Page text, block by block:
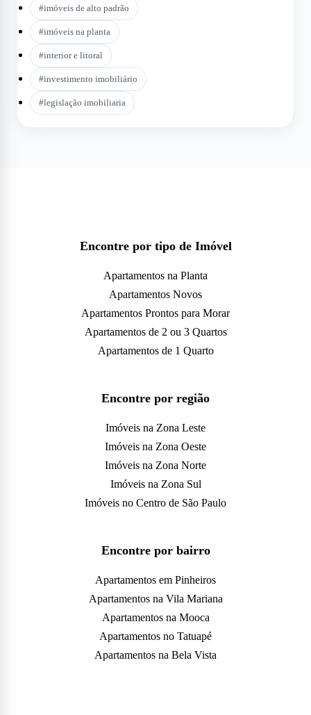
#imóveis de alto padrão
#imóveis na planta
#interior e litoral
#investimento imobiliário
#legislação imobiliaria
Encontre por tipo de Imóvel
Apartamentos na Planta
Apartamentos Novos
Apartamentos Prontos para Morar
Apartamentos de 2 ou 3 Quartos
Apartamentos de 1 Quarto
Encontre por região
Imóveis na Zona Leste
Imóveis na Zona Oeste
Imóveis na Zona Norte
Imóveis na Zona Sul
Imóveis no Centro de São Paulo
Encontre por bairro
Apartamentos em Pinheiros
Apartamentos na Vila Mariana
Apartamentos na Mooca
Apartamentos no Tatuapé
Apartamentos na Bela Vista